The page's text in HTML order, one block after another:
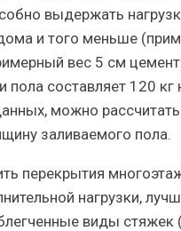
выдержать
и того меньше
вес 5 см
пола составляет 120 кг
можно рассчитать
заливаемого пола.
перекрытия
нагрузки,
виды стяжек